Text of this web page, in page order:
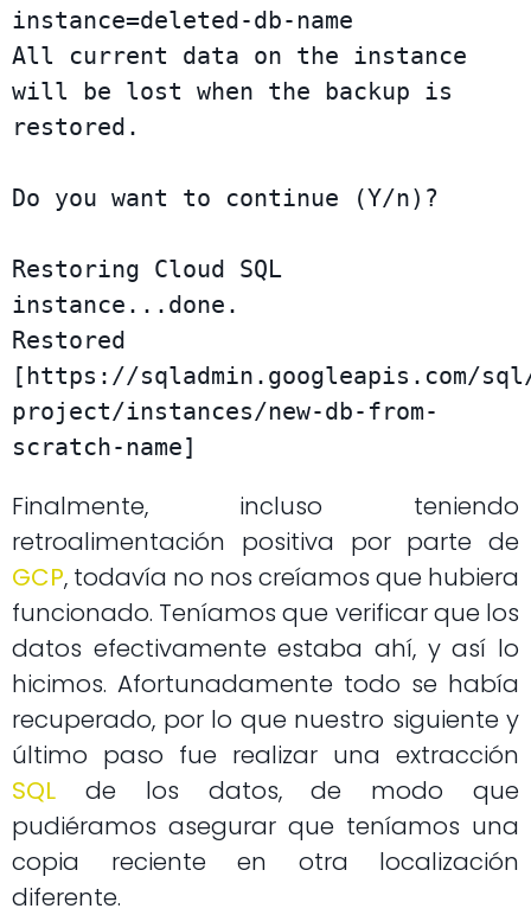
instance=deleted-db-name
All current data on the instance
will be lost when the backup is
restored.
Do you want to continue (Y/n)?
Restoring Cloud SQL
instance...done.
Restored
[https://sqladmin.googleapis.com/
project/instances/new-db-from-
scratch-name]
Finalmente, incluso teniendo
retroalimentación positiva por parte de
GCP, todavía no nos creíamos que hubiera
funcionado. Teníamos que verificar que los
datos efectivamente estaba ahí, y así lo
hicimos. Afortunadamente todo se había
recuperado, por lo que nuestro siguiente y
último paso fue realizar una extracción
SQL de los datos, de modo que
pudiéramos asegurar que teníamos una
copia reciente en otra localización
diferente.